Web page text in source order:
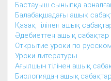
Бастауыш сыныпқа
Балабақшадағы ашық
Қазақ тілінен ашық
Әдебиеттен ашық сабақтар
Открытие уроки по
Уроки литературы
Ағылшын тілінен ашық
Биологиядан ашық сабақтар